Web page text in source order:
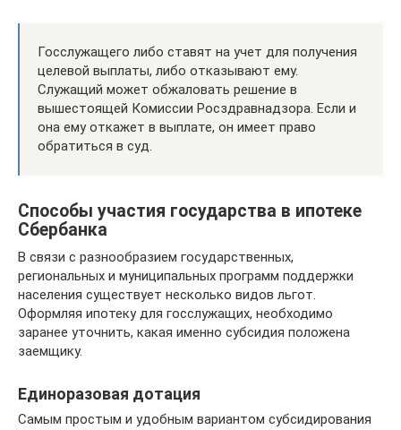
Госслужащего либо ставят на учет для получения
целевой выплаты, либо отказывают ему.
Служащий может обжаловать решение в
вышестоящей Комиссии Росздравнадзора. Если и
она ему откажет в выплате, он имеет право
обратиться в суд.
Способы участия государства в ипотеке
Сбербанка
В связи с разнообразием государственных,
региональных и муниципальных программ поддержки
населения существует несколько видов льгот.
Оформляя ипотеку для госслужащих, необходимо
заранее уточнить, какая именно субсидия положена
заемщику.
Единоразовая дотация
Самым простым и удобным вариантом субсидирования